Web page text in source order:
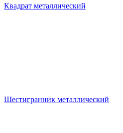
Квадрат металлический
Шестигранник металлический